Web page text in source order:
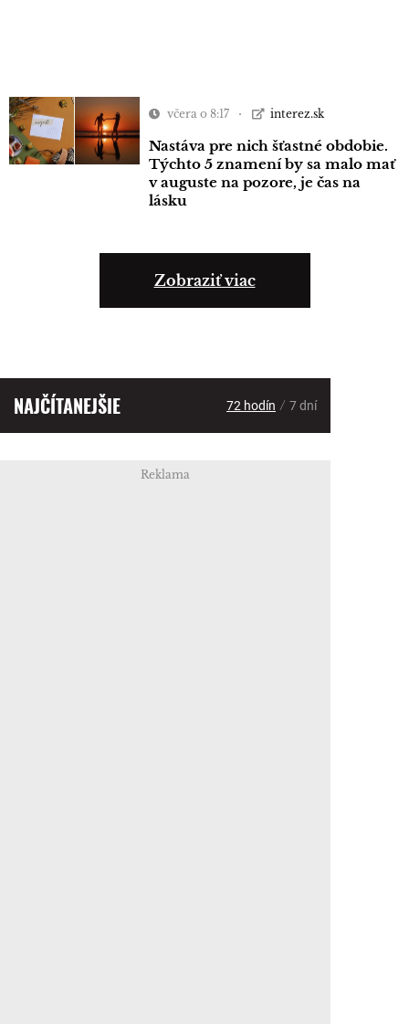
včera o 8:17 interez.sk
Nastáva pre nich šťastné obdobie.
Týchto 5 znamení by sa malo mať
v auguste na pozore, je čas na
lásku
Zobraziť viac
NAJČÍTANEJŠIE 72 hodín / 7 dní
Reklama